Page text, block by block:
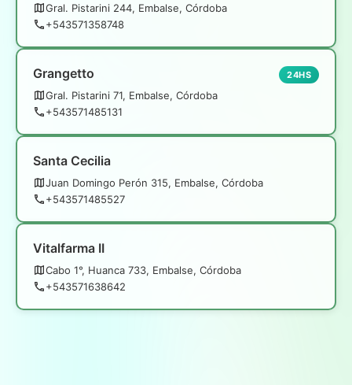
Gral. Pistarini 244, Embalse, Córdoba
+543571358748
Grangetto
Gral. Pistarini 71, Embalse, Córdoba
+543571485131
24HS
Santa Cecilia
Juan Domingo Perón 315, Embalse, Córdoba
+543571485527
Vitalfarma II
Cabo 1°, Huanca 733, Embalse, Córdoba
+543571638642